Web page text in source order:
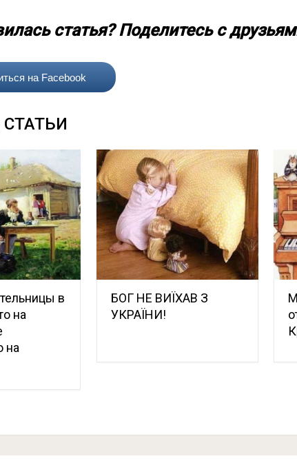
статья? Поделитесь с
на Facebook
в
на
на
БОГ НЕ ВИЇХАВ З
УКРАЇНИ!